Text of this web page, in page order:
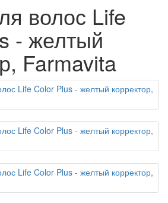
волос Life
- желтый
Farmavita